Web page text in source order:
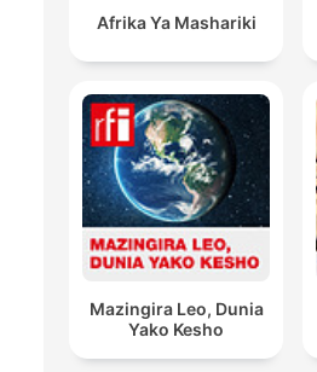
Afrika Ya Mashariki
Mazingira Leo, Dunia
Yako Kesho